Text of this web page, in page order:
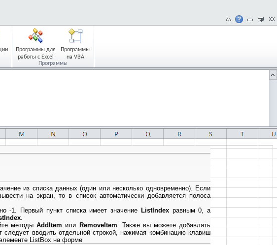
Программы для
работы с Excel
Программы
на VBA
Программы
из списка данных (один или несколько одновременно). Если
на экран, то в список автоматически добавляется полоса
-1. Первый пункт списка имеет значение ListIndexравным 0, а
.
методыAddItem или RemoveItem. Также вы можете добавлять
следует вводить отдельной строкой, нажимая комбинацию клавиш
ListBox на форме